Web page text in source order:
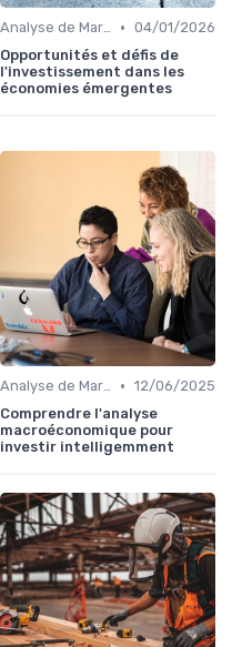
Analyse de Marché • 04/01/2026
Opportunités et défis de
l'investissement dans les
économies émergentes
Analyse de Marché • 12/06/2025
Comprendre l'analyse
macroéconomique pour
investir intelligemment